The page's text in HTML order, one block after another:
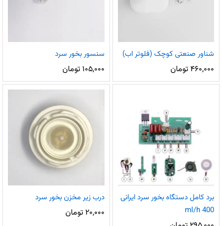
شناور صنعتی کوچک (فلوتر اب)
۴۶۰,۰۰۰ تومان
سنسور بخور سرد
۱۰۵,۰۰۰ تومان
برد کامل دستگاه بخور سرد ایرانی
400 ml/h
درب زیر مخزن بخور سرد
۲۰,۰۰۰ تومان